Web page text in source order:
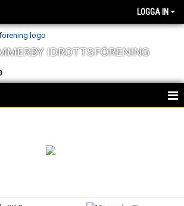
LOGGA IN
IDROTTSFÖRENING